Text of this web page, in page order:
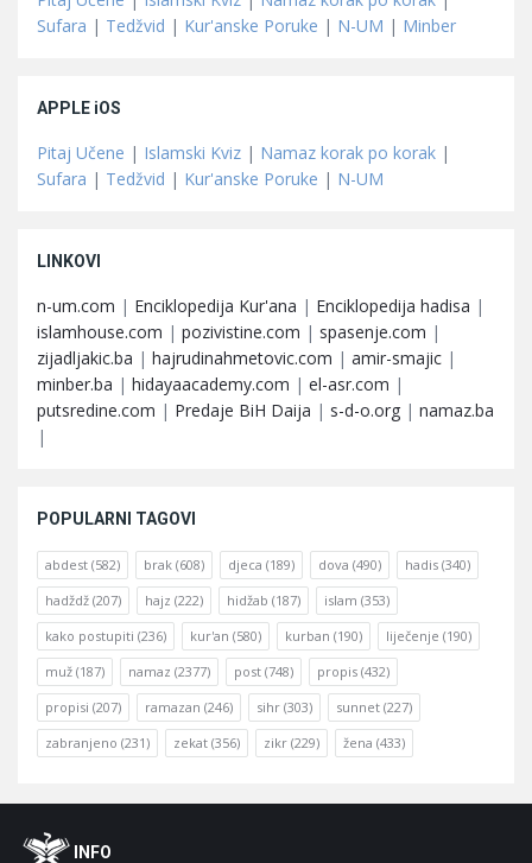
Sufara | Tedžvid | Kur'anske Poruke | N-UM | Minber
APPLE iOS
Pitaj Učene | Islamski Kviz | Namaz korak po korak |
Sufara | Tedžvid | Kur'anske Poruke | N-UM
LINKOVI
n-um.com | Enciklopedija Kur'ana | Enciklopedija hadisa |
islamhouse.com | pozivistine.com | spasenje.com |
zijadljakic.ba | hajrudinahmetovic.com | amir-smajic |
minber.ba | hidayaacademy.com | el-asr.com |
putsredine.com | Predaje BiH Daija | s-d-o.org | namaz.ba
|
POPULARNI TAGOVI
abdest (582) brak (608) djeca (189) dova (490) hadis (340)
hadždž (207) hajz (222) hidžab (187) islam (353)
kako postupiti (236) kur'an (580) kurban (190) liječenje (190)
muž (187) namaz (2377) post (748) propis (432)
propisi (207) ramazan (246) sihr (303) sunnet (227)
zabranjeno (231) zekat (356) zikr (229) žena (433)
FooterOINFO